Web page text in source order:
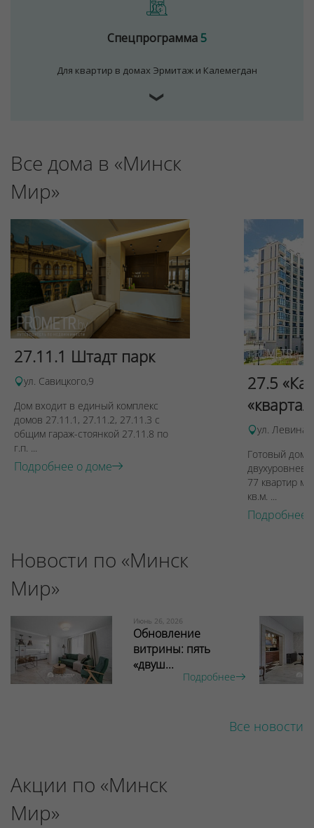
Спецпрограмма5
Для квартир в домах Эрмитаж и Калемегдан
❯
Все дома в «Минск
Мир»
27.11.1 Штадт парк
ул. Савицкого,9
Дом входит в единый комплекс
домов 27.11.1, 27.11.2, 27.11.3 с
общим гараж-стоянкой 27.11.8 по
г.п. ...
Подробнее о доме
27.5
ул. Левина,
Готовый дом
77 квартир
кв.м. ...
Подробнее
Новости по «Минск
Мир»
Июнь 26, 2026
Обновление
витрины: пять
«двуш...
Подробнее
Все новости
Акции по «Минск
Мир»
Для обеспечения удобства пользователей сайта
используются cookies
Отклонить